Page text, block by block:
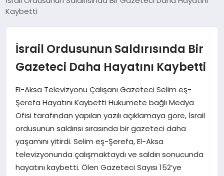
GÜNCEL
MAGAZIN
SAĞLIK
TEKNOLOJI
Kaybetti
İsrail Ordusunun Saldırısında Bir
Gazeteci Daha Hayatını Kaybetti
El-Aksa Televizyonu Çalışanı Gazeteci Selim eş-
Şerefa Hayatını Kaybetti Hükümete bağlı Medya
Ofisi tarafından yapılan yazılı açıklamaya göre, İsrail
ordusunun saldırısı sırasında bir gazeteci daha
yaşamını yitirdi. Selim eş-Şerefa, El-Aksa
televizyonunda çalışmaktaydı ve saldırı sonucunda
hayatını kaybetti. Ölen Gazeteci Sayısı 152’ye